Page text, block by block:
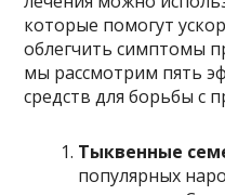
которые помогут
облегчить симптомы
мы рассмотрим пять
средств для борьбы с
Тыквенные
популярных